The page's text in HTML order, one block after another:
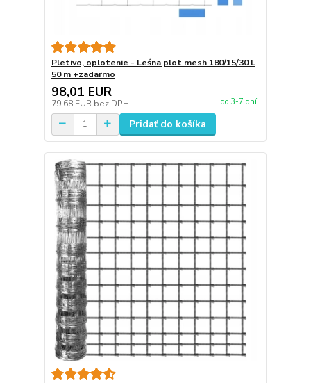
Pletivo, oplotenie - Leśna plot mesh 180/15/30 L
50 m +zadarmo
98,01 EUR
79,68 EUR bez DPH do 3-7 dní
Pridať do košíka